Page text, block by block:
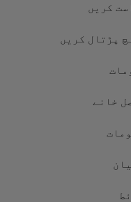
کریں
پڑتال کریں
خانے